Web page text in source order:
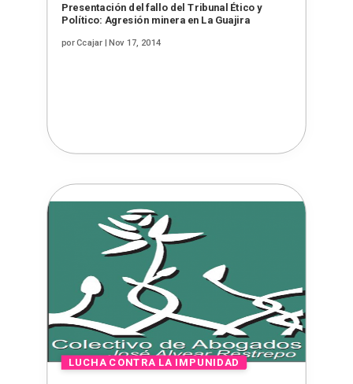
Presentación del fallo del Tribunal Ético y
Político: Agresión minera en La Guajira
porCcajar|Nov 17, 2014